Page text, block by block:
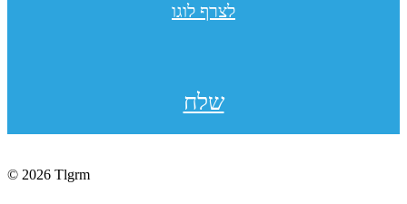
לצרף לוגו
שלח
© 2026 Tlgrm